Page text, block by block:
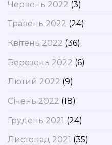
Червень 2022 (3)
Травень 2022 (24)
Квітень 2022 (36)
Березень 2022 (6)
Лютий 2022 (9)
Січень 2022 (18)
Грудень 2021 (24)
Листопад 2021 (35)